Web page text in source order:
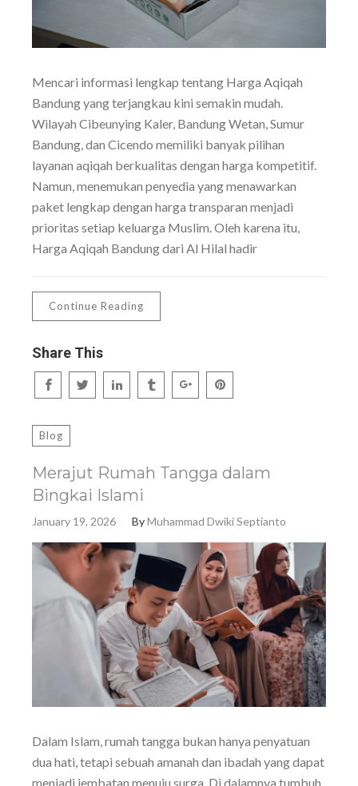
Mencari informasi lengkap tentang Harga Aqiqah
Bandung yang terjangkau kini semakin mudah.
Wilayah Cibeunying Kaler, Bandung Wetan, Sumur
Bandung, dan Cicendo memiliki banyak pilihan
layanan aqiqah berkualitas dengan harga kompetitif.
Namun, menemukan penyedia yang menawarkan
paket lengkap dengan harga transparan menjadi
prioritas setiap keluarga Muslim. Oleh karena itu,
Harga Aqiqah Bandung dari Al Hilal hadir
Continue Reading
Share This
Blog
Merajut Rumah Tangga dalam
Bingkai Islami
January 19, 2026 ByMuhammad Dwiki Septianto
Dalam Islam, rumah tangga bukan hanya penyatuan
dua hati, tetapi sebuah amanah dan ibadah yang dapat
menjadi jembatan menuju surga. Di dalamnya tumbuh